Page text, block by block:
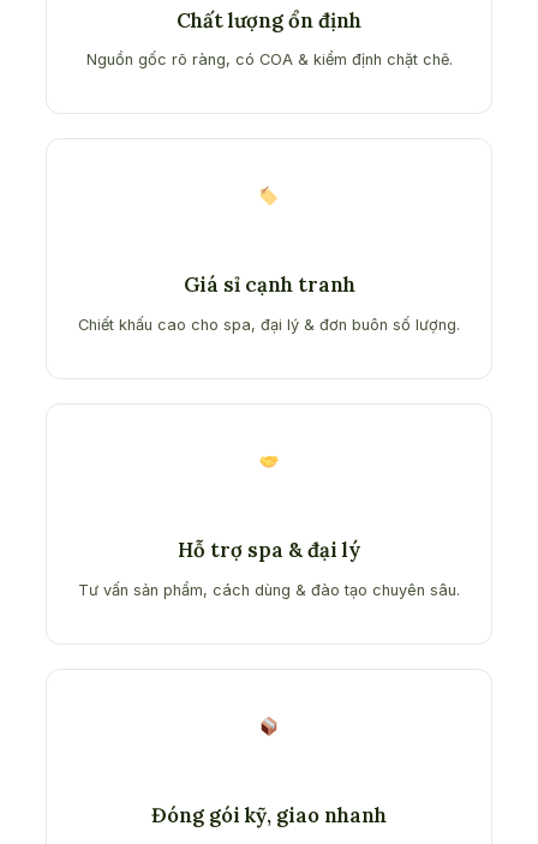
Chất lượng ổn định
Nguồn gốc rõ ràng, có COA & kiểm định chặt chẽ.
Giá sỉ cạnh tranh
Chiết khấu cao cho spa, đại lý & đơn buôn số lượng.
Hỗ trợ spa & đại lý
Tư vấn sản phẩm, cách dùng & đào tạo chuyên sâu.
Đóng gói kỹ, giao nhanh